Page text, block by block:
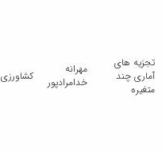
تجزیه های
آماری چند
متغیره
مهرانه
خدامرادپور
کشاورزی